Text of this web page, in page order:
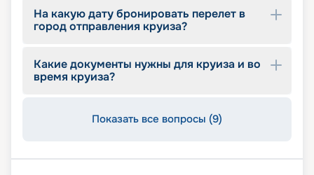
На какую дату бронировать перелет в
город отправления круиза?
Какие документы нужны для круиза и во
время круиза?
Показать все вопросы (9)